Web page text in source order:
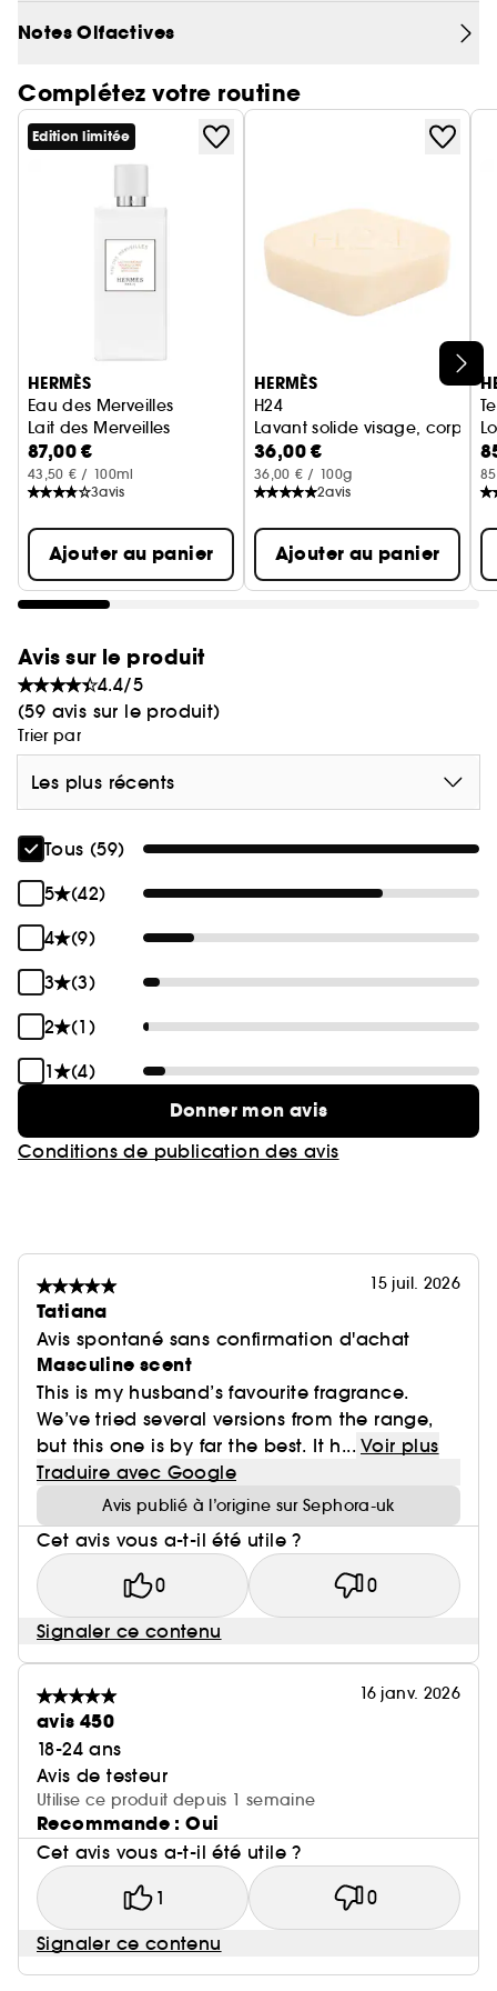
composition. L'équilibre originel de Terre, boisé et
Notes Olfactives
Complétez votre routine
Ignorer le carrousel produits
Edition limitée
HERMÈS
Eau des Merveilles
Lait des Merveilles
87,00 €
43,50 € / 100ml
3avis
Ajouter au panier
HERMÈS
H24
Lavant solide visage, corps et
36,00 €
36,00 € / 100g
2avis
Ajouter au panier
Avis sur le produit
4.4/5
(59 avis sur le produit)
Trier par
Les plus récents
Tous (59)
5
(42)
4
(9)
3
(3)
2
(1)
1
(4)
Donner mon avis
Conditions de publication des avis
15 juil. 2026
Tatiana
Avis spontané sans confirmation d'achat
Masculine scent
This is my husband’s favourite fragrance.
We’ve tried several versions from the range,
but this one is by far the best. It h... Voir plus
Traduire avec Google
Avis publié à l’origine sur Sephora-uk
Cet avis vous a-t-il été utile ?
0 0
Signaler ce contenu
16 janv. 2026
avis 450
18-24 ans
Avis de testeur
Utilise ce produit depuis 1 semaine
Recommande : Oui
Cet avis vous a-t-il été utile ?
1 0
Signaler ce contenu